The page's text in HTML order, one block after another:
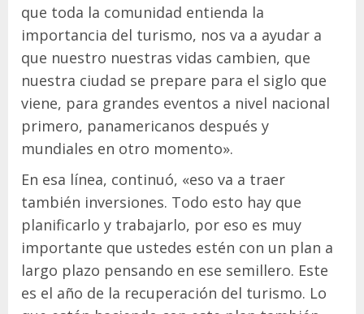
que toda la comunidad entienda la
importancia del turismo, nos va a ayudar a
que nuestro nuestras vidas cambien, que
nuestra ciudad se prepare para el siglo que
viene, para grandes eventos a nivel nacional
primero, panamericanos después y
mundiales en otro momento».
En esa línea, continuó, «eso va a traer
también inversiones. Todo esto hay que
planificarlo y trabajarlo, por eso es muy
importante que ustedes estén con un plan a
largo plazo pensando en ese semillero. Este
es el año de la recuperación del turismo. Lo